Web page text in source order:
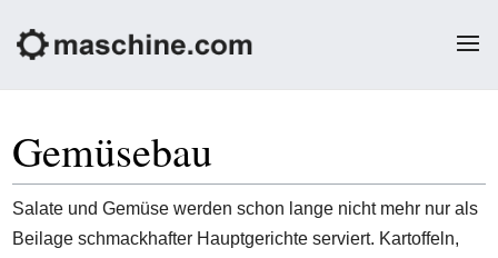
Gemüsebau
Salate und Gemüse werden schon lange nicht mehr nur als
Beilage schmackhafter Hauptgerichte serviert. Kartoffeln,